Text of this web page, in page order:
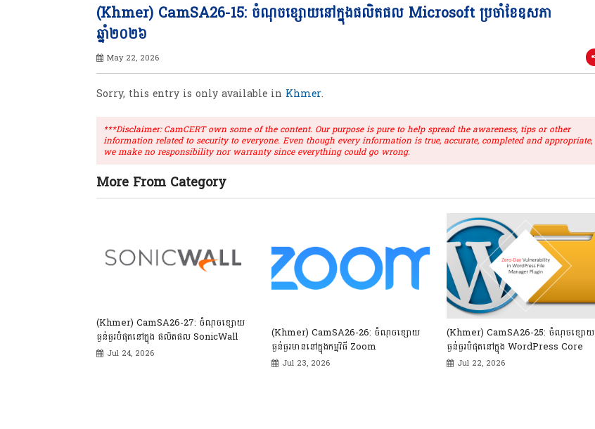
(Khmer) CamSA26-15: ចំណុចខ្សោយនៅក្នុងផលិតផល Microsoft ប្រចាំខែឧសភា
ឆ្នាំ២០២៦
May 22, 2026
Sorry, this entry is only available in Khmer.
***Disclaimer: CamCERT own some of the content. Our purpose is pure to help spread the awareness, tips or other
information related to security to everyone. Even though every information is true, accurate, completed and appropriate,
we make no responsibility nor warranty since everything could go wrong.
More From Category
(Khmer) CamSA26-27: ចំណុចខ្សោយ
ធ្ងន់ធ្ងរបំផុតនៅក្នុង ផលិតផល SonicWall
Jul 24, 2026
(Khmer) CamSA26-26: ចំណុចខ្សោយ
ធ្ងន់ធ្ងរមាននៅក្នុងកម្មវិធី Zoom
Jul 23, 2026
(Khmer) CamSA26-25: ចំណុចខ្សោយ
ធ្ងន់ធ្ងរបំផុតនៅក្នុង WordPress Core
Jul 22, 2026